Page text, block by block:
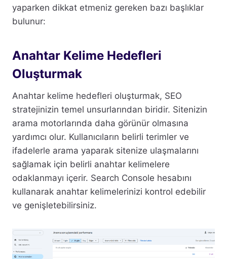
yaparken dikkat etmeniz gereken bazı başlıklar
bulunur:
Anahtar Kelime Hedefleri
Oluşturmak
Anahtar kelime hedefleri oluşturmak, SEO
stratejinizin temel unsurlarından biridir. Sitenizin
arama motorlarında daha görünür olmasına
yardımcı olur. Kullanıcıların belirli terimler ve
ifadelerle arama yaparak sitenize ulaşmalarını
sağlamak için belirli anahtar kelimelere
odaklanmayı içerir. Search Console hesabını
kullanarak anahtar kelimelerinizi kontrol edebilir
ve genişletebilirsiniz.